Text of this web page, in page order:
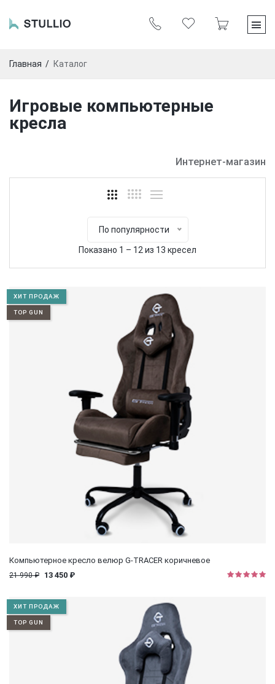
Главная Каталог
Игровые компьютерные
кресла
Интернет-магазин
По популярности
Показано 1 – 12 из 13 кресел
ХИТ ПРОДАЖ
TOP GUN
Компьютерное кресло велюр G-TRACER коричневое
21 990 ₽ 13 450 ₽
ХИТ ПРОДАЖ
TOP GUN